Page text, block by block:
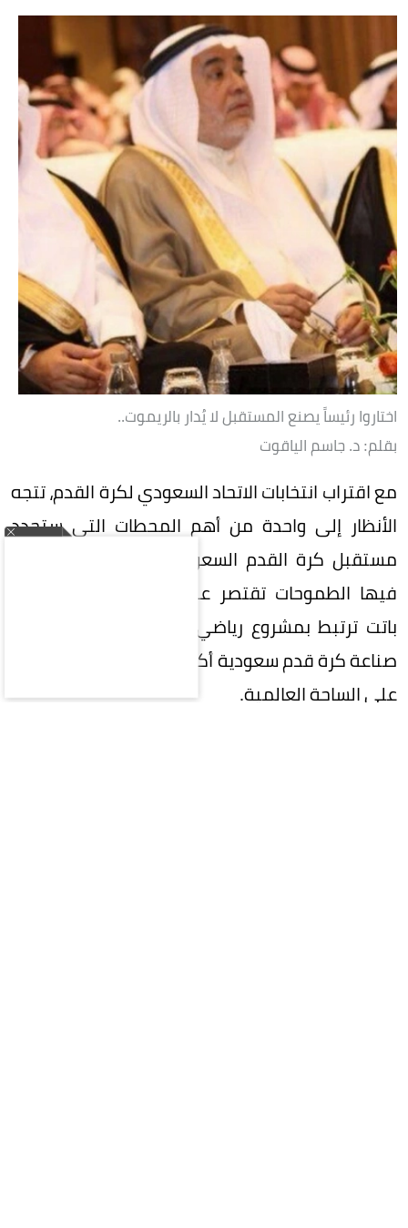
اختاروا رئيساً يصنع المستقبل لا يُدار بالريموت..
بقلم: د. جاسم الياقوت
مع اقتراب انتخابات الاتحاد السعودي لكرة القدم، تتجه
الأنظار إلى واحدة من أهم المحطات التي ستحدد
مستقبل كرة القدم السعودية، في مرحلة لم تعد
فيها الطموحات تقتصر على تحقيق البطولات، بل
باتت ترتبط بمشروع رياضي وطني كبير، يتطلع إلى
صناعة كرة قدم سعودية أكثر تنافسية وتأثيراً وحضوراً
على الساحة العالمية.